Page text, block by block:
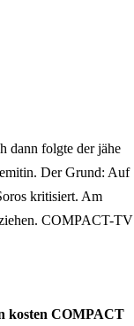
dann folgte der jähe
Der Grund: Auf
kritisiert. Am
COMPACT-TV
kosten COMPACT